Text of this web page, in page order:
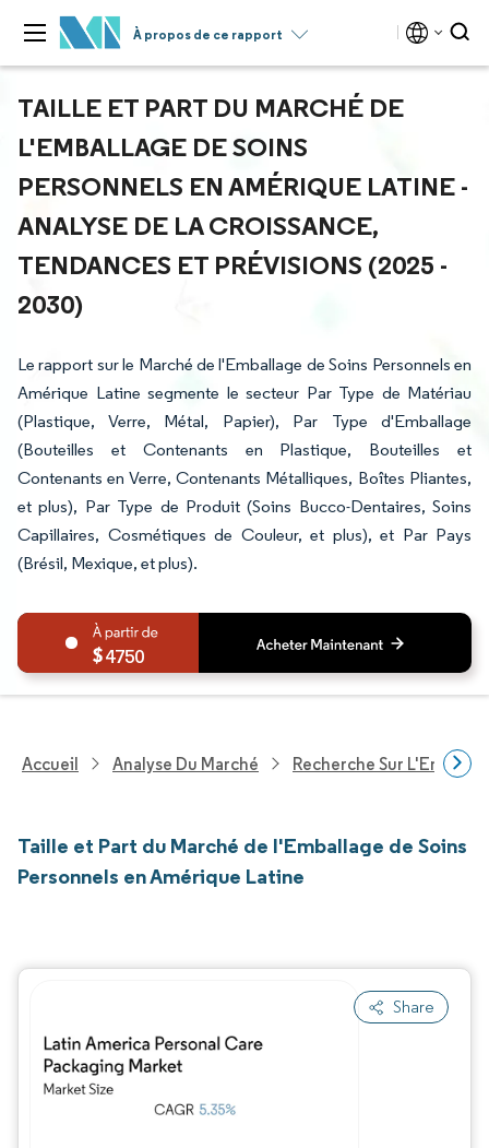
À propos de ce rapport
TAILLE ET PART DU MARCHÉ DE
L'EMBALLAGE DE SOINS
PERSONNELS EN AMÉRIQUE LATINE -
ANALYSE DE LA CROISSANCE,
TENDANCES ET PRÉVISIONS (2025 -
2030)
Le rapport sur le Marché de l'Emballage de Soins Personnels en
Amérique Latine segmente le secteur Par Type de Matériau
(Plastique, Verre, Métal, Papier), Par Type d'Emballage
(Bouteilles et Contenants en Plastique, Bouteilles et
Contenants en Verre, Contenants Métalliques, Boîtes Pliantes,
et plus), Par Type de Produit (Soins Bucco-Dentaires, Soins
Capillaires, Cosmétiques de Couleur, et plus), et Par Pays
(Brésil, Mexique, et plus).
4750
Accueil Analyse Du Marché Recherche Sur
Taille et Part du Marché de l'Emballage de Soins
Personnels en Amérique Latine
Share